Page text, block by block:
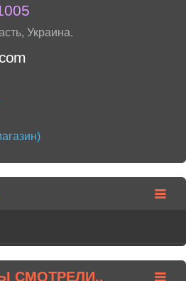
, Украина.
СМОТРЕЛИ..